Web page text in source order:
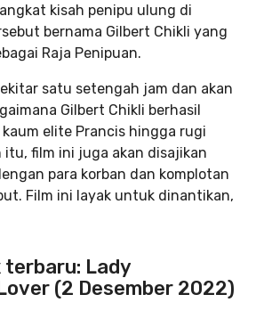
kisah penipu ulung di
bernama Gilbert Chikli yang
Raja Penipuan.
satu setengah jam dan akan
Gilbert Chikli berhasil
elite Prancis hingga rugi
itu, film ini juga akan disajikan
para korban dan komplotan
Film ini layak untuk dinantikan,
terbaru: Lady
(2 Desember 2022)